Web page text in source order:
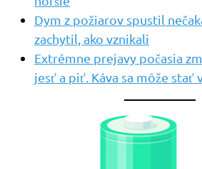
Dym z požiarov spustil
zachytil, ako vznikali
Extrémne prejavy počasia
jesť a piť. Káva sa môže stať